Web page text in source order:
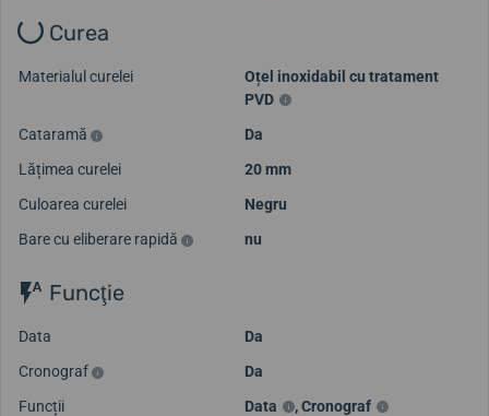
Curea
Materialul curelei
Oțel inoxidabil cu tratament
PVD
Cataramă
Da
Lățimea curelei
20 mm
Culoarea curelei
Negru
Bare cu eliberare rapidă
nu
Funcţie
Data
Da
Cronograf
Da
Funcții
Data ,Cronograf